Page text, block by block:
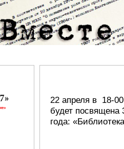
22 апреля в 18-
будет
года: